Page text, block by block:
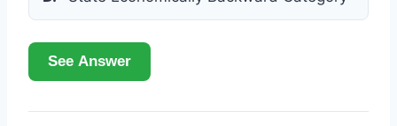
See Answer